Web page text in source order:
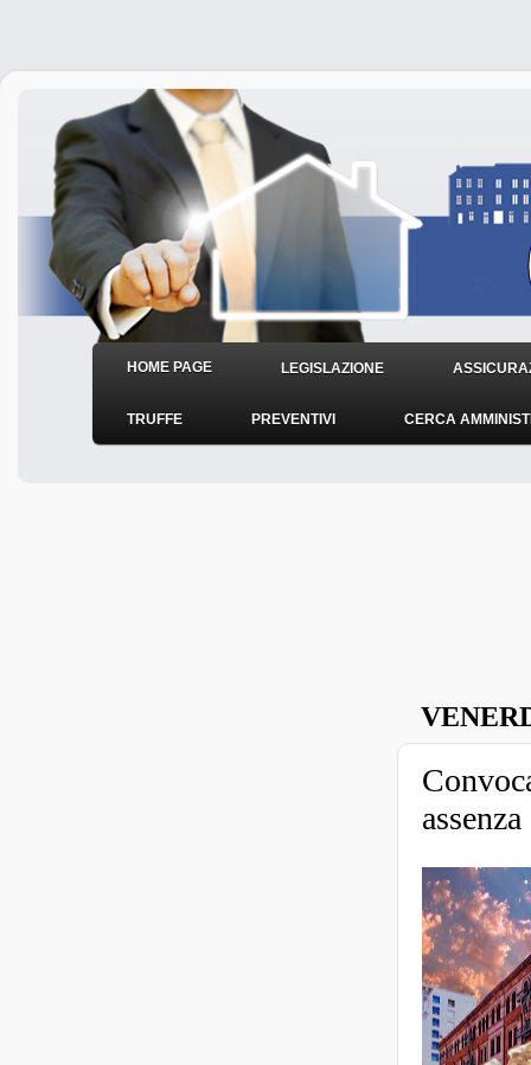
HOME PAGE LEGISLAZIONE
TRUFFE PREVENTIVI CERCA